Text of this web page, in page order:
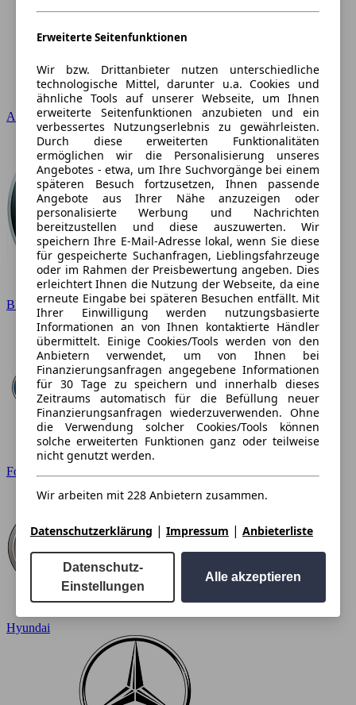
Erweiterte Seitenfunktionen
Wir bzw. Drittanbieter nutzen unterschiedliche
technologische Mittel, darunter u.a. Cookies und
ähnliche Tools auf unserer Webseite, um Ihnen
erweiterte Seitenfunktionen anzubieten und ein
verbessertes Nutzungserlebnis zu gewährleisten.
Durch diese erweiterten Funktionalitäten
ermöglichen wir die Personalisierung unseres
Angebotes - etwa, um Ihre Suchvorgänge bei einem
späteren Besuch fortzusetzen, Ihnen passende
Angebote aus Ihrer Nähe anzuzeigen oder
personalisierte Werbung und Nachrichten
bereitzustellen und diese auszuwerten. Wir
speichern Ihre E-Mail-Adresse lokal, wenn Sie diese
für gespeicherte Suchanfragen, Lieblingsfahrzeuge
oder im Rahmen der Preisbewertung angeben. Dies
erleichtert Ihnen die Nutzung der Webseite, da eine
erneute Eingabe bei späteren Besuchen entfällt. Mit
Ihrer Einwilligung werden nutzungsbasierte
Informationen an von Ihnen kontaktierte Händler
übermittelt. Einige Cookies/Tools werden von den
Anbietern verwendet, um von Ihnen bei
Finanzierungsanfragen angegebene Informationen
für 30 Tage zu speichern und innerhalb dieses
Zeitraums automatisch für die Befüllung neuer
Finanzierungsanfragen wiederzuverwenden. Ohne
die Verwendung solcher Cookies/Tools können
solche erweiterten Funktionen ganz oder teilweise
nicht genutzt werden.
Wir arbeiten mit 228 Anbietern zusammen.
Datenschutzerklärung | Impressum | Anbieterliste
Datenschutz-
Einstellungen
Alle akzeptieren
Audi
BMW
Ford
Hyundai